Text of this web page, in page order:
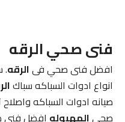
فنى صحي الرقه
افضل فنى صحي فىالرقه.
انواع ادوات السباكه سباكالرقه
صيانه ادوات السباكه واصلاح
صحيالمهبولهافضل فنى